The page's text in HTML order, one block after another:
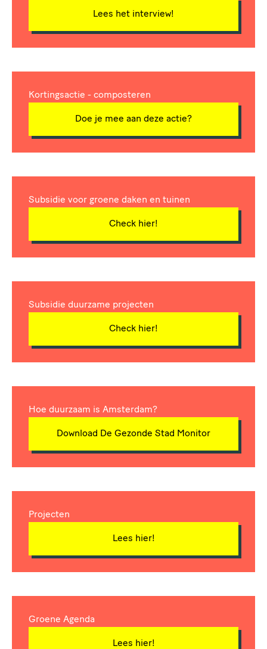
Lees het interview!
Kortingsactie - composteren
Doe je mee aan deze actie?
Subsidie voor groene daken en tuinen
Check hier!
Subsidie duurzame projecten
Check hier!
Hoe duurzaam is Amsterdam?
Download De Gezonde Stad Monitor
Projecten
Lees hier!
Groene Agenda
Lees hier!